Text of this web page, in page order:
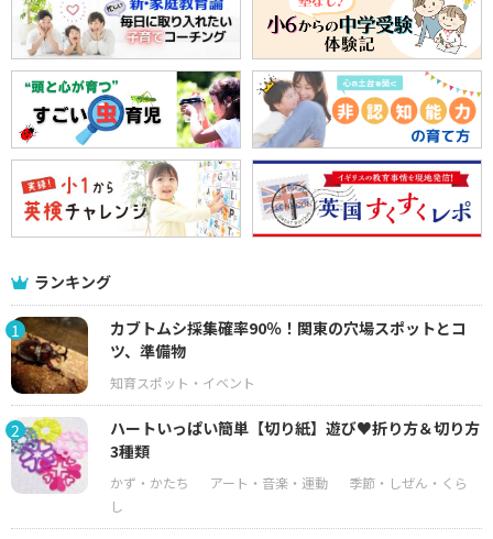
ランキング
1
カブトムシ採集確率90％！関東の穴場スポットとコ
ツ、準備物
2
ハートいっぱい簡単【切り紙】遊び♥折り方＆切り方
3種類